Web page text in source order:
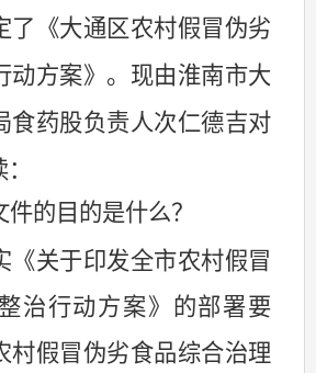
了《大通区农村假冒伪劣
动方案》。现由淮南市大
食药股负责人次仁德吉对
的目的是什么？
《关于印发全市农村假冒
治行动方案》的部署要
村假冒伪劣食品综合治理